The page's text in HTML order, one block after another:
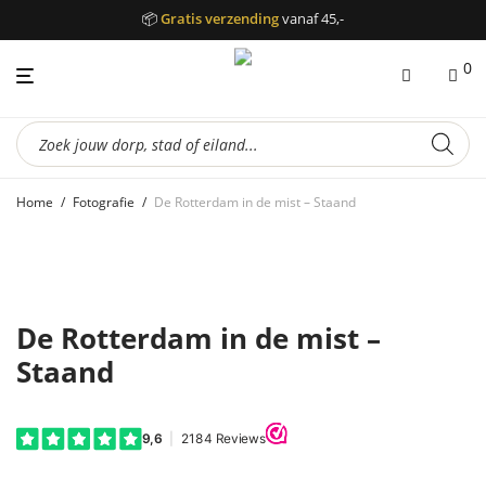
📦Gratis verzendingvanaf 45,-
0
Producten
zoeken
Home / Fotografie / De Rotterdam in de mist – Staand
De Rotterdam in de mist –
Staand